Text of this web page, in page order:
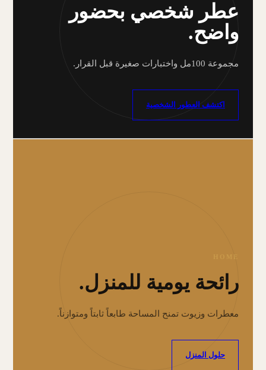
عطر شخصي بحضور
واضح.
مجموعة 100مل واختبارات صغيرة قبل القرار.
اكتشف العطور الشخصية
HOME
رائحة يومية للمنزل.
معطرات وزيوت تمنح المساحة طابعاً ثابتاً ومتوازناً.
حلول المنزل